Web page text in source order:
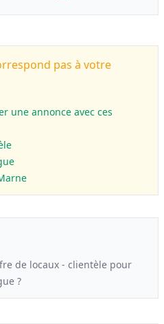
pas à votre
une annonce avec ces
de locaux - clientèle pour
?